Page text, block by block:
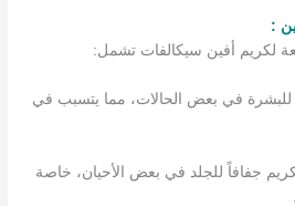
:
لكريم أفين سيكالفات تشمل:
للبشرة في بعض الحالات، مما يتسبب في
جفافاً للجلد في بعض الأحيان، خاصة